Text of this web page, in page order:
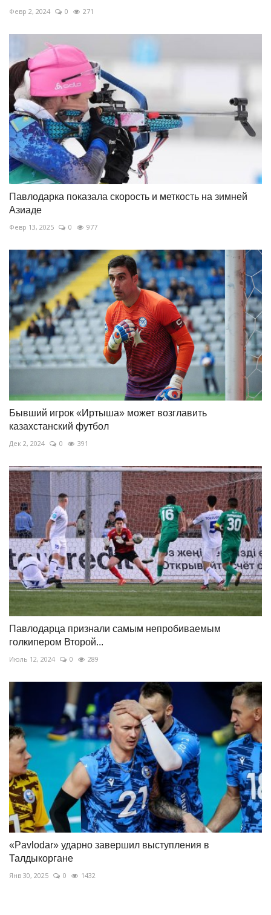
Февр 2, 2024 0 271
Павлодарка показала скорость и меткость на зимней
Азиаде
Февр 13, 2025 0 977
Бывший игрок «Иртыша» может возглавить
казахстанский футбол
Дек 2, 2024 0 391
Павлодарца признали самым непробиваемым
голкипером Второй...
Июль 12, 2024 0 289
«Pavlodar» ударно завершил выступления в
Талдыкоргане
Янв 30, 2025 0 1432